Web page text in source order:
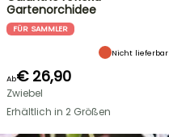
Gartenorchidee
FÜR SAMMLER
Nicht lieferbar
Ab€ 26,90
Zwiebel
Erhältlich in 2 Größen